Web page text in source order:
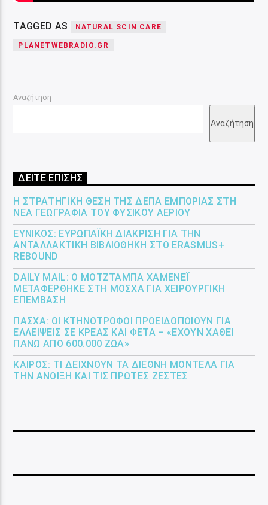
TAGGED AS NATURAL SCIN CARE
PLANETWEBRADIO.GR
Αναζήτηση
Αναζήτηση
ΔΕΙΤΕ ΕΠΙΣΗΣ
Η ΣΤΡΑΤΗΓΙΚΉ ΘΈΣΗ ΤΗΣ ΔΕΠΑ ΕΜΠΟΡΊΑΣ ΣΤΗ
ΝΈΑ ΓΕΩΓΡΑΦΊΑ ΤΟΥ ΦΥΣΙΚΟΎ ΑΕΡΊΟΥ
ΕΎΝΙΚΟΣ: ΕΥΡΩΠΑΪΚΉ ΔΙΆΚΡΙΣΗ ΓΙΑ ΤΗΝ
ΑΝΤΑΛΛΑΚΤΙΚΉ ΒΙΒΛΙΟΘΉΚΗ ΣΤΟ ERASMUS+
REBOUND
DAILY MAIL: Ο ΜΟΤΖΤΆΜΠΑ ΧΑΜΕΝΕΪ́
ΜΕΤΑΦΈΡΘΗΚΕ ΣΤΗ ΜΌΣΧΑ ΓΙΑ ΧΕΙΡΟΥΡΓΙΚΉ
ΕΠΈΜΒΑΣΗ
ΠΆΣΧΑ: ΟΙ ΚΤΗΝΟΤΡΌΦΟΙ ΠΡΟΕΙΔΟΠΟΙΟΎΝ ΓΙΑ
ΕΛΛΕΊΨΕΙΣ ΣΕ ΚΡΈΑΣ ΚΑΙ ΦΈΤΑ – «ΈΧΟΥΝ ΧΑΘΕΊ
ΠΆΝΩ ΑΠΌ 600.000 ΖΏΑ»
ΚΑΙΡΌΣ: ΤΙ ΔΕΊΧΝΟΥΝ ΤΑ ΔΙΕΘΝΉ ΜΟΝΤΈΛΑ ΓΙΑ
ΤΗΝ ΆΝΟΙΞΗ ΚΑΙ ΤΙΣ ΠΡΏΤΕΣ ΖΈΣΤΕΣ